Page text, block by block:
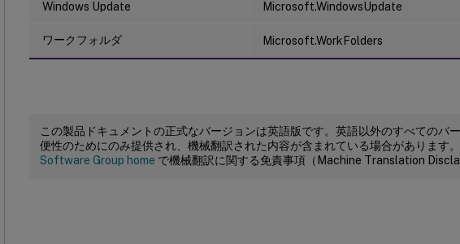
Windows Update Microsoft.WindowsUpdate
ワークフォルダ Microsoft.WorkFolders
この製品ドキュメントの正式なバージョンは英語版です。英語以外のすべてのバ
便性のためにのみ提供され、機械翻訳された内容が含まれている場合があります
Software Group home で機械翻訳に関する免責事項（Machine Translation